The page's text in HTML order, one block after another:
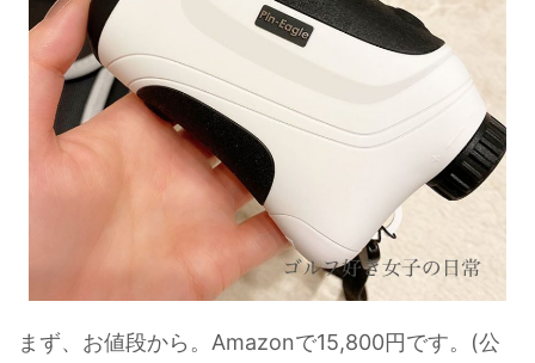
まず、お値段から。Amazonで15,800円です。(公